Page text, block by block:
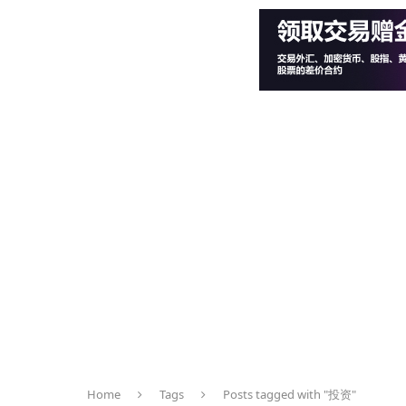
Home Tags Posts tagged with "投资"